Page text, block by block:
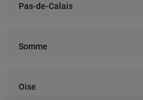
Pas-de-Calais
Somme
Oise